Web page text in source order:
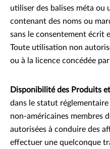
utiliser des balises méta ou
contenant des noms ou
sans le consentement écrit
Toute utilisation non
ou à la licence concédée
Disponibilité des Produits
dans le statut
non-américaines membres
autorisées à conduire des
effectuer une quelconque